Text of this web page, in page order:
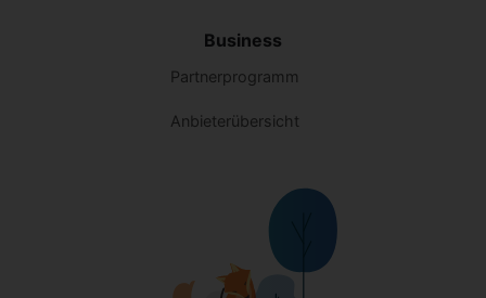
Business
Partnerprogramm
Anbieterübersicht